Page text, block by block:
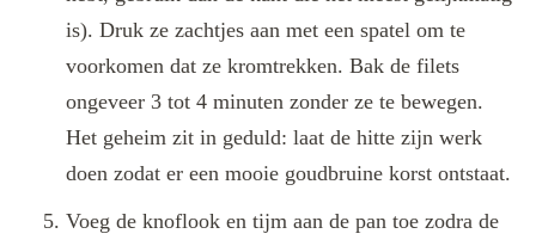
is). Druk ze zachtjes aan met een spatel om te
voorkomen dat ze kromtrekken. Bak de filets
ongeveer 3 tot 4 minuten zonder ze te bewegen.
Het geheim zit in geduld: laat de hitte zijn werk
doen zodat er een mooie goudbruine korst ontstaat.
Voeg de knoflook en tijm aan de pan toe zodra de